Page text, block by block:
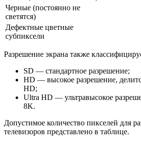
Черные (постоянно не
светятся)
Дефектные цветные
субпиксели
Разрешение экрана также
SD — стандартное разрешение;
HD — высокое разрешение,
HD;
Ultra HD — ультравысокое
8K.
Допустимое количество пикселей для
телевизоров представлено в таблице.